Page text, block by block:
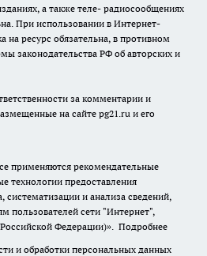
а также теле- радиосообщениях
При использовании в Интернет-
на ресурс обязательна, в противном
законодательства РФ об авторских и
за комментарии и
на сайте pg21.ru и его
применяются рекомендательные
технологии предоставления
и анализа сведений,
пользователей сети "Интернет",
Федерации)». Подробнее
и обработки персональных данных